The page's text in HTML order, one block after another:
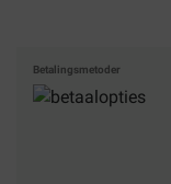
Betalingsmetoder